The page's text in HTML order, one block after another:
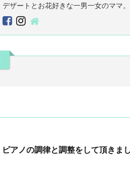
デザートとお花好きな一男一女のママ。
ピアノの調律と調整をして頂きまし